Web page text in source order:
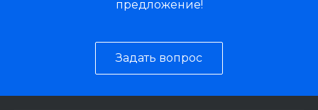
предложение!
Задать вопрос